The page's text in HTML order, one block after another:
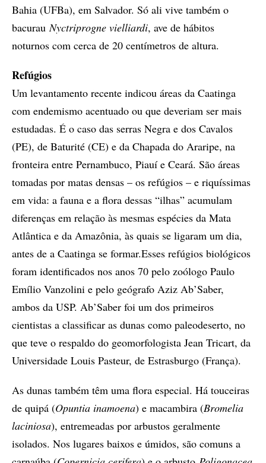
Bahia (UFBa), em Salvador. Só ali vive também o
bacurauNyctriprogne vielliardi, ave de hábitos
noturnos com cerca de 20 centímetros de altura.
Refúgios
Um levantamento recente indicou áreas da Caatinga
com endemismo acentuado ou que deveriam ser mais
estudadas. É o caso das serras Negra e dos Cavalos
(PE), de Baturité (CE) e da Chapada do Araripe, na
fronteira entre Pernambuco, Piauí e Ceará. São áreas
tomadas por matas densas – os refúgios – e riquíssimas
em vida: a fauna e a flora dessas “ilhas” acumulam
diferenças em relação às mesmas espécies da Mata
Atlântica e da Amazônia, às quais se ligaram um dia,
antes de a Caatinga se formar.Esses refúgios biológicos
foram identificados nos anos 70 pelo zoólogo Paulo
Emílio Vanzolini e pelo geógrafo Aziz Ab’Saber,
ambos da USP. Ab’Saber foi um dos primeiros
cientistas a classificar as dunas como paleodeserto, no
que teve o respaldo do geomorfologista Jean Tricart, da
Universidade Louis Pasteur, de Estrasburgo (França).
As dunas também têm uma flora especial. Há touceiras
de quipá (Opuntia inamoena) e macambira (Bromelia
laciniosa), entremeadas por arbustos geralmente
isolados. Nos lugares baixos e úmidos, são comuns a